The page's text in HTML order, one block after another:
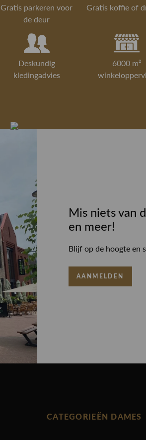
kunnen je
vermaakt
Boek een
Gratis parkeren voor
de deur
Gratis koffie of
Deskundig
kledingadvies
6000 m²
Mis niets van
en meer!
Blijf op de hoogte en
AANMELDEN
CATEGORIEËN DAMES